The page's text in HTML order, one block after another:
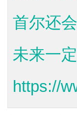
首尔还
未来一
https://